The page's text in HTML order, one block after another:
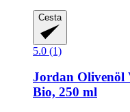
Cesta
5.0 (1)
Jordan Olivenöl
Bio, 250 ml